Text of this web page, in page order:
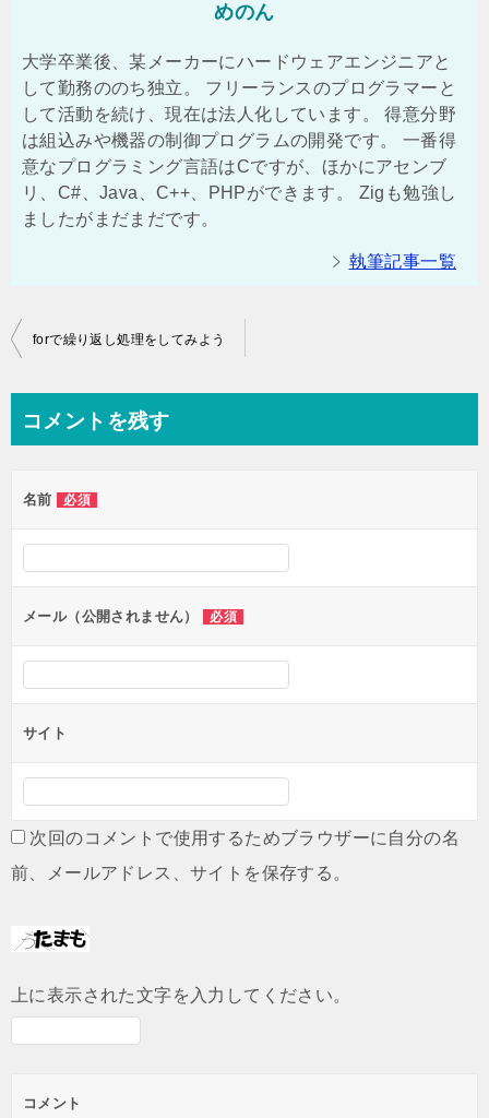
めのん
大学卒業後、某メーカーにハードウェアエンジニアと
して勤務ののち独立。 フリーランスのプログラマーと
して活動を続け、現在は法人化しています。 得意分野
は組込みや機器の制御プログラムの開発です。 一番得
意なプログラミング言語はCですが、ほかにアセンブ
リ、C#、Java、C++、PHPができます。 Zigも勉強し
ましたがまだまだです。
執筆記事一覧
投
ビ
ー
シ
ン
forで繰り返し処理をしてみよう
コメントを残す
名前 必須
メール（公開されません） 必須
サイト
次回のコメントで使用するためブラウザーに自分の名
前、メールアドレス、サイトを保存する。
上に表示された文字を入力してください。
コメント